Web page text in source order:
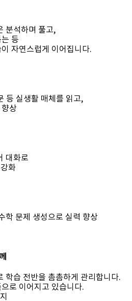
분석하며 풀고,
등
자연스럽게 이어집니다.
등 실생활 매체를 읽고,
상
대화로
화
학 문제 생성으로 실력 향상
학습 전반을 촘촘하게 관리합니다.
로 이어지고 있습니다.